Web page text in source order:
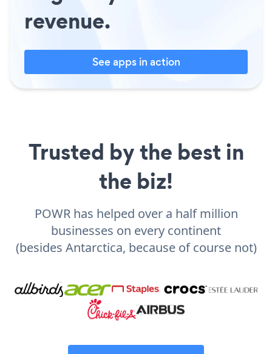
revenue.
See apps in action
Trusted by the best in
the biz!
POWR has helped over a half million
businesses on every continent
(besides Antarctica, because of course not)